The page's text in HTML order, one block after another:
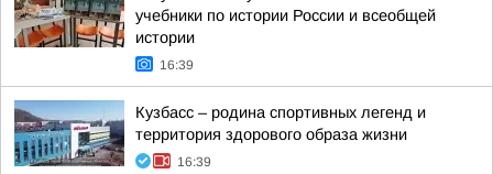
учебники по истории России и всеобщей
истории
16:39
Кузбасс – родина спортивных легенд и
территория здорового образа жизни
16:39